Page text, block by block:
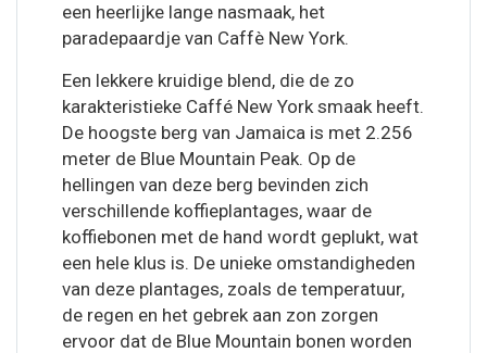
een heerlijke lange nasmaak, het
paradepaardje van Caffè New York.
Een lekkere kruidige blend, die de zo
karakteristieke Caffé New York smaak heeft.
De hoogste berg van Jamaica is met 2.256
meter de Blue Mountain Peak. Op de
hellingen van deze berg bevinden zich
verschillende koffieplantages, waar de
koffiebonen met de hand wordt geplukt, wat
een hele klus is. De unieke omstandigheden
van deze plantages, zoals de temperatuur,
de regen en het gebrek aan zon zorgen
ervoor dat de Blue Mountain bonen worden